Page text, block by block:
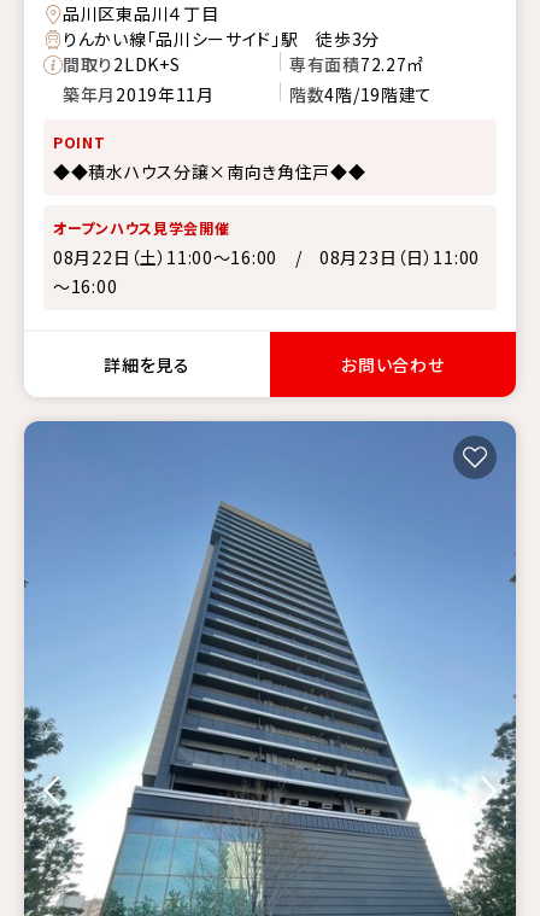
品川区東品川４丁目
りんかい線「品川シーサイド」駅 徒歩3分
間取り2LDK+S 専有面積72.27㎡
築年月 2019年11月 階数4階/19階建て
POINT
◆◆積水ハウス分譲×南向き角住戸◆◆
オープンハウス見学会開催
08月22日（土）11:00～16:00 / 08月23日（日）11:00
～16:00
詳細を見る お問い合わせ